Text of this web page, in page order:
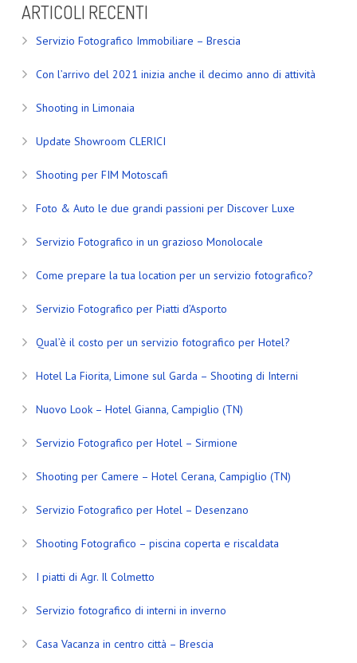
ARTICOLI RECENTI
Servizio Fotografico Immobiliare – Brescia
Con l’arrivo del 2021 inizia anche il decimo anno di attività
Shooting in Limonaia
Update Showroom CLERICI
Shooting per FIM Motoscafi
Foto & Auto le due grandi passioni per Discover Luxe
Servizio Fotografico in un grazioso Monolocale
Come prepare la tua location per un servizio fotografico?
Servizio Fotografico per Piatti d’Asporto
Qual’è il costo per un servizio fotografico per Hotel?
Hotel La Fiorita, Limone sul Garda – Shooting di Interni
Nuovo Look – Hotel Gianna, Campiglio (TN)
Servizio Fotografico per Hotel – Sirmione
Shooting per Camere – Hotel Cerana, Campiglio (TN)
Servizio Fotografico per Hotel – Desenzano
Shooting Fotografico – piscina coperta e riscaldata
I piatti di Agr. Il Colmetto
Servizio fotografico di interni in inverno
Casa Vacanza in centro città – Brescia